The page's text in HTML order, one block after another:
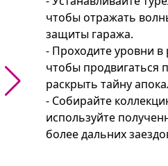
чтобы отражать
защиты гаража.
- Проходите уровни
чтобы продвигаться
раскрыть тайну
- Собирайте
используйте
более дальних